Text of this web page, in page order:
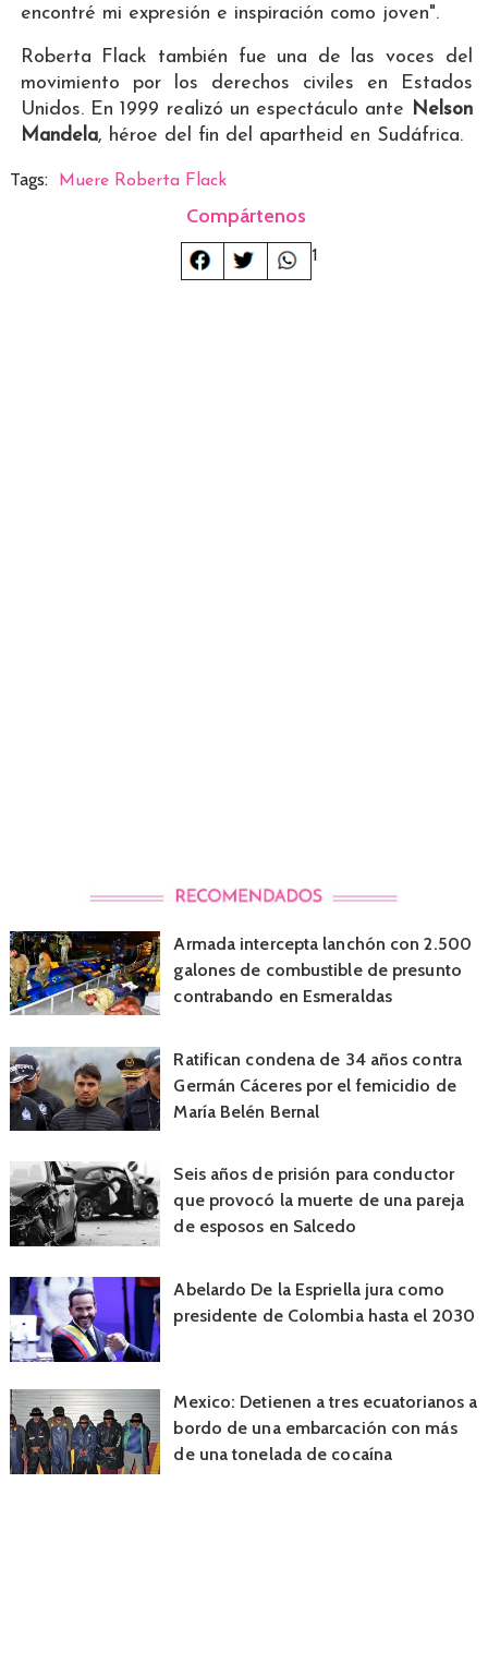
encontré mi expresión e inspiración como joven".
Roberta Flack también fue una de las voces del
movimiento por los derechos civiles en Estados
Unidos. En 1999 realizó un espectáculo ante
Nelson
Mandela, héroe del fin del apartheid en Sudáfrica.
Tags: Muere Roberta Flack
Compártenos
1
Armada intercepta lanchón con 2.500
galones de combustible de presunto
contrabando en Esmeraldas
Ratifican condena de 34 años contra
Germán Cáceres por el femicidio de
María Belén Bernal
Seis años de prisión para conductor
que provocó la muerte de una pareja
de esposos en Salcedo
Abelardo De la Espriella jura como
presidente de Colombia hasta el 2030
Mexico: Detienen a tres ecuatorianos a
bordo de una embarcación con más
de una tonelada de cocaína